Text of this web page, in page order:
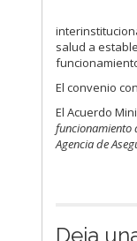
salud a
El convenio
El Acuerdo
funcionamiento
Agencia de
Deja